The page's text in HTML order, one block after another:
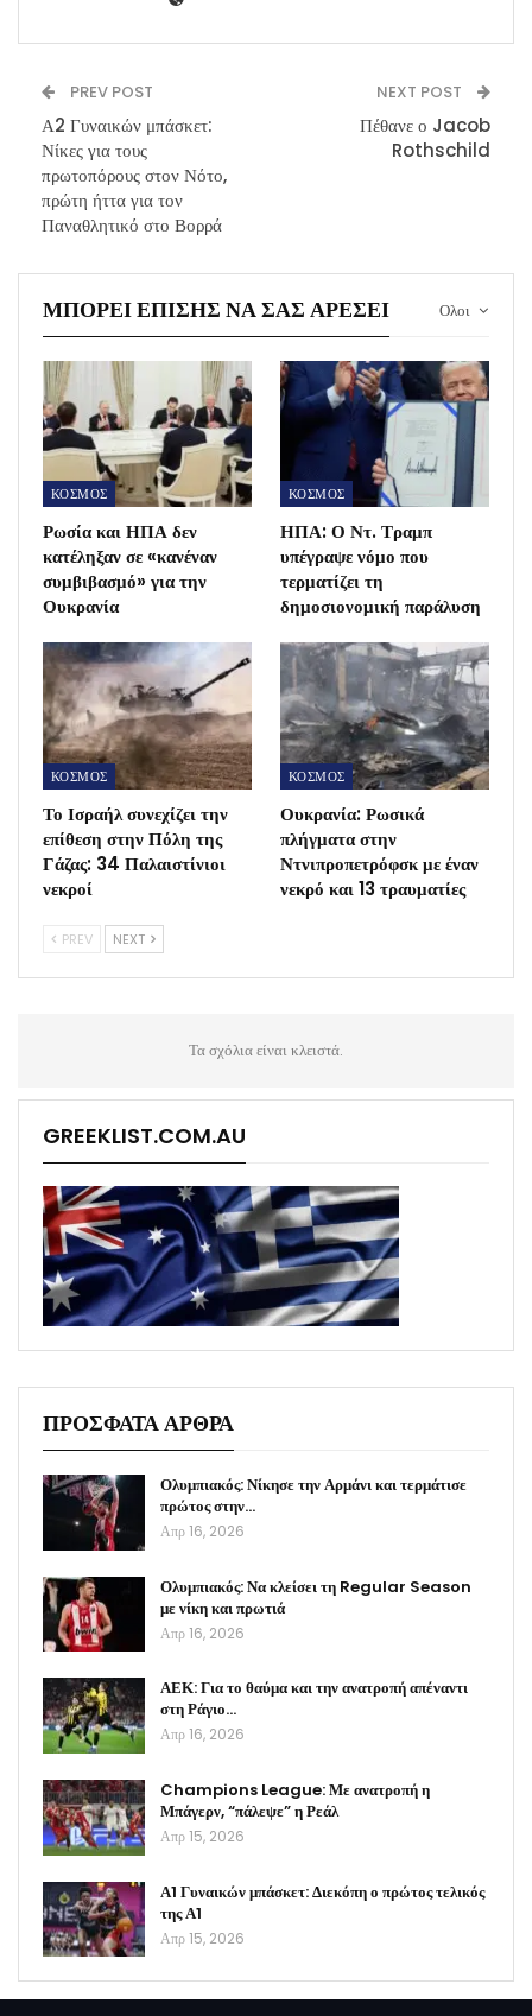
PREV POST
Α2 Γυναικών μπάσκετ:
Νίκες για τους
πρωτοπόρους στον Νότο,
πρώτη ήττα για τον
Παναθλητικό στο Βορρά
NEXT POST
Πέθανε ο Jacob
Rothschild
Ολοι
ΜΠΟΡΕΊ ΕΠΊΣΗΣ ΝΑ ΣΑΣ ΑΡΈΣΕΙ
ΚΟΣΜΟΣ
Ρωσία και ΗΠΑ δεν
κατέληξαν σε «κανέναν
συμβιβασμό» για την
Ουκρανία
ΚΟΣΜΟΣ
ΗΠΑ: Ο Ντ. Τραμπ
υπέγραψε νόμο που
τερματίζει τη
δημοσιονομική παράλυση
ΚΟΣΜΟΣ
Το Ισραήλ συνεχίζει την
επίθεση στην Πόλη της
Γάζας: 34 Παλαιστίνιοι
νεκροί
ΚΟΣΜΟΣ
Ουκρανία: Ρωσικά
πλήγματα στην
Ντνιπροπετρόφσκ με έναν
νεκρό και 13 τραυματίες
PREV NEXT
Τα σχόλια είναι κλειστά.
GREEKLIST.COM.AU
ΠΡΟΣΦΑΤΑ ΑΡΘΡΑ
Ολυμπιακός: Νίκησε την Αρμάνι και τερμάτισε
πρώτος στην…
Απρ 16, 2026
Ολυμπιακός: Να κλείσει τη Regular Season
με νίκη και πρωτιά
Απρ 16, 2026
ΑΕΚ: Για το θαύμα και την ανατροπή απέναντι
στη Ράγιο…
Απρ 16, 2026
Champions League: Με ανατροπή η
Μπάγερν, “πάλεψε” η Ρεάλ
Απρ 15, 2026
Α1 Γυναικών μπάσκετ: Διεκόπη ο πρώτος τελικός
της Α1
Απρ 15, 2026